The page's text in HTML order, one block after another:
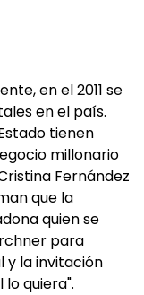
en el 2011 se
en el país.
tienen
millonario
Fernández
que la
quien se
para
y la invitación
lo quiera".